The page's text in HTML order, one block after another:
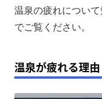
温泉の疲れについ
でご覧ください。
温泉が疲れる理由